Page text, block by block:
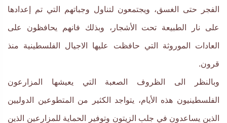
الفجر حتى الغسق، ويجتمعون لتناول وجباتهم التي تم إعدادها
على نار الطبيعة تحت الأشجار، وبذلك فانهم يحافظون على
العادات الموروثة التي حافظت عليها الاجيال الفلسطينية منذ
قرون.
وبالنظر الى الظروف الصعبة التي يعيشها المزارعون
الفلسطينيون هذه الأيام، يتواجد الكثير من المتطوعين الدوليين
الذين يساعدون في جلب الزيتون وتوفير الحماية للمزارعين الذين